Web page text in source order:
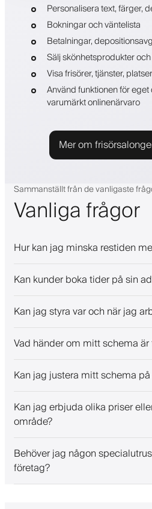
Personalisera text, färger,
Bokningar och väntelista
Betalningar,
Sälj skönhetsprodukter
Visa frisörer, tjänster,
Använd funktionen för
varumärkt onlinenärvaro
Mer om
Sammanställt från de vanligaste
Vanliga frågor
Hur kan jag minska restiden
Kan kunder boka tider på sin
Kan jag styra var och när jag
Vad händer om mitt schema
Kan jag justera mitt schema
Kan jag erbjuda olika priser
område?
Behöver jag någon
företag?